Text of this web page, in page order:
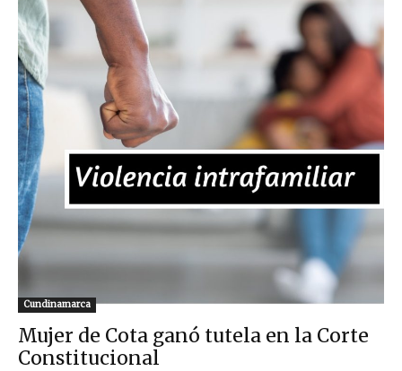
Cundinamarca
Mujer de Cota ganó tutela en la Corte
Constitucional